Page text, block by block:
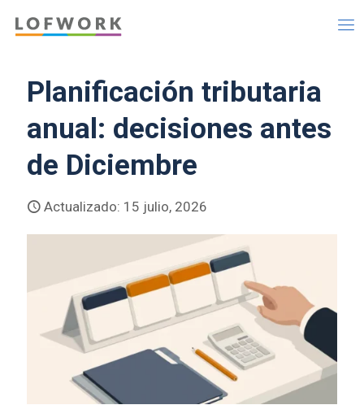
Planificación tributaria
anual: decisiones antes
de Diciembre
Actualizado: 15 julio, 2026